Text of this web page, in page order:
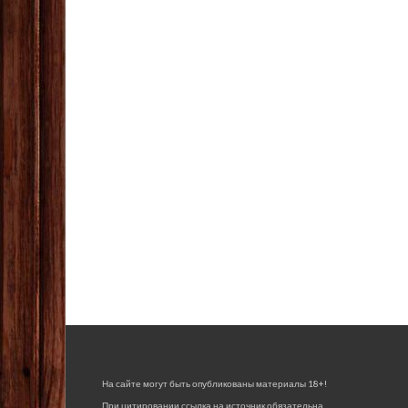
На сайте могут быть опубликованы материалы 18+!
При цитировании ссылка на источник обязательна.